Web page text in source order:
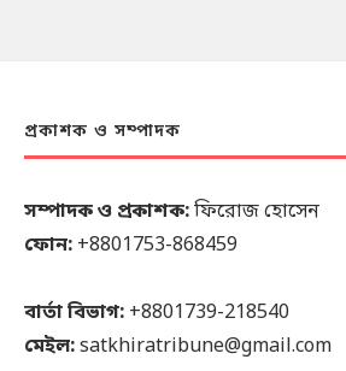
প্রকাশক ও সম্পাদক
সম্পাদক ও প্রকাশক:ফিরোজ হোসেন
ফোন: +8801753-868459
বার্তা বিভাগ: +8801739-218540
মেইল:satkhiratribune@gmail.com